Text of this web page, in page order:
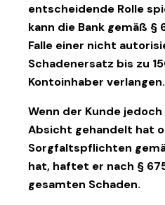
entscheidende Rolle
kann die Bank gemäß §
Falle einer nicht
Schadenersatz bis zu
Kontoinhaber verlangen.
Wenn der Kunde
Absicht gehandelt hat
Sorgfaltspflichten
hat, haftet er nach §
gesamten Schaden.